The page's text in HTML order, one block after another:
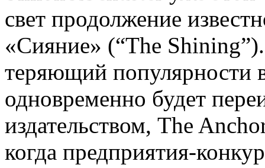
свет продолжение
«Сияние» (“The
теряющий популярности
одновременно будет
издательством, The
когда предприятия-